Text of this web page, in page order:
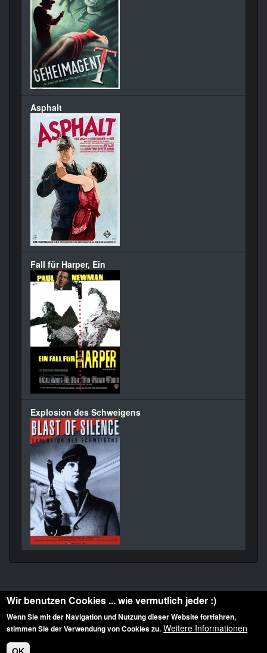
Asphalt
Fall für Harper, Ein
Explosion des Schweigens
Diese Website ist urheberrechtlich geschützt: © 2010-2026 der Film Noir de. Alle
Rechte vorbehalten.
Wir benutzen Cookies ... wie vermutlich jeder :)
Wenn Sie mit der Navigation und Nutzung dieser Website fortfahren,
stimmen Sie der Verwendung von Cookies zu. Weitere Informationen